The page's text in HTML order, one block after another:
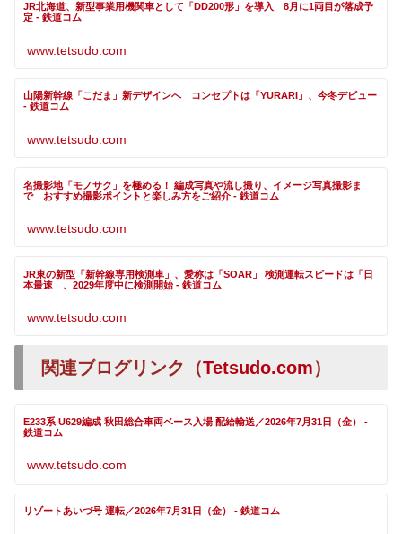
JR北海道、新型事業用機関車として「DD200形」を導入 8月に1両目が落成予
定 - 鉄道コム
www.tetsudo.com
山陽新幹線「こだま」新デザインへ コンセプトは「YURARI」、今冬デビュー
- 鉄道コム
www.tetsudo.com
名撮影地「モノサク」を極める！ 編成写真や流し撮り、イメージ写真撮影ま
で おすすめ撮影ポイントと楽しみ方をご紹介 - 鉄道コム
www.tetsudo.com
JR東の新型「新幹線専用検測車」、愛称は「SOAR」 検測運転スピードは「日
本最速」、2029年度中に検測開始 - 鉄道コム
www.tetsudo.com
関連ブログリンク（Tetsudo.com）
E233系 U629編成 秋田総合車両ベース入場 配給輸送／2026年7月31日（金） -
鉄道コム
www.tetsudo.com
リゾートあいづ号 運転／2026年7月31日（金） - 鉄道コム